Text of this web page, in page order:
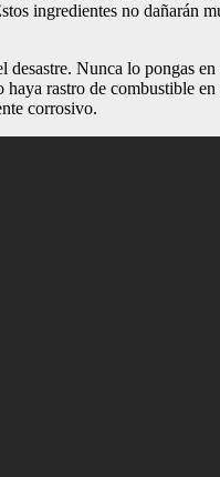
ingredientes no dañarán
Nunca lo pongas
rastro de combustible
corrosivo.